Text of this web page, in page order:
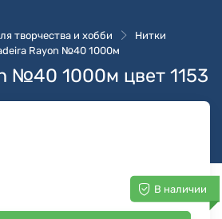
творчества и хобби
Нитки
Rayon №40 1000м
№40 1000м цвет 1153
В наличии